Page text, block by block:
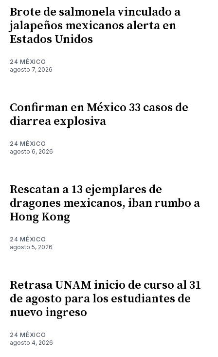
Brote de salmonela vinculado a
jalapeños mexicanos alerta en
Estados Unidos
24 MÉXICO
agosto 7, 2026
Confirman en México 33 casos de
diarrea explosiva
24 MÉXICO
agosto 6, 2026
Rescatan a 13 ejemplares de
dragones mexicanos, iban rumbo a
Hong Kong
24 MÉXICO
agosto 5, 2026
Retrasa UNAM inicio de curso al 31
de agosto para los estudiantes de
nuevo ingreso
24 MÉXICO
agosto 4, 2026